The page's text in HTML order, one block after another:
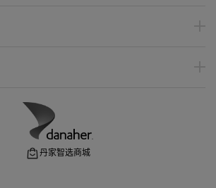
丹家智选商城